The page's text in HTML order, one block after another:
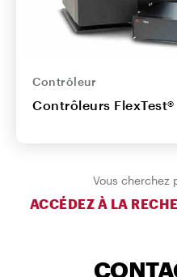
Contrôleur
Contrôleurs FlexTest®
Vous cherchez
ACCÉDEZ À LA